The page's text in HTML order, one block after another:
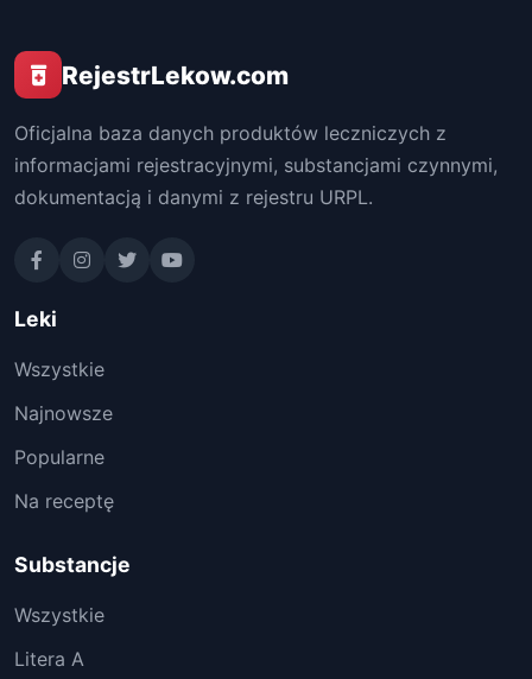
RejestrLekow.com
Oficjalna baza danych produktów leczniczych z
informacjami rejestracyjnymi, substancjami czynnymi,
dokumentacją i danymi z rejestru URPL.
Leki
Wszystkie
Najnowsze
Popularne
Na receptę
Substancje
Wszystkie
Litera A